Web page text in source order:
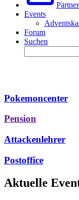
Partner
Events
Forum
Suchen
Pokemoncenter
Pension
Attackenlehrer
Postoffice
Aktuelle